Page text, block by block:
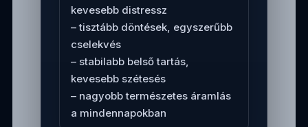
kevesebb distressz
– tisztább döntések, egyszerűbb
cselekvés
– stabilabb belső tartás,
kevesebb szétesés
– nagyobb természetes áramlás
a mindennapokban